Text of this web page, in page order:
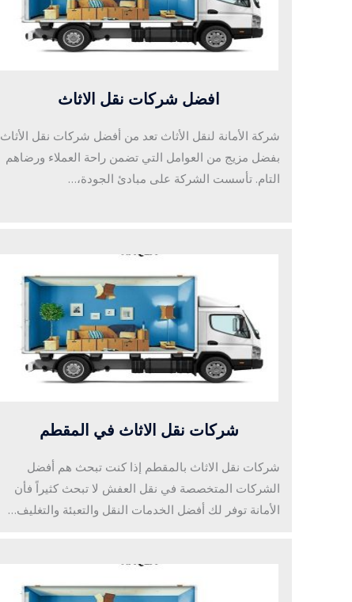
افضل شركات نقل الاثاث
شركة الأمانة لنقل الأثاث تعد من أفضل شركات نقل الأثاث
بفضل مزيج من العوامل التي تضمن راحة العملاء ورضاهم
التام. تأسست الشركة على مبادئ الجودة،…
شركات نقل الاثاث في المقطم
شركات نقل الاثاث بالمقطم إذا كنت تبحث هم أفضل
الشركات المتخصصة في نقل العفش لا تبحث كثيراً فأن
الأمانة توفر لك أفضل الخدمات النقل والتعبئة والتغليف…